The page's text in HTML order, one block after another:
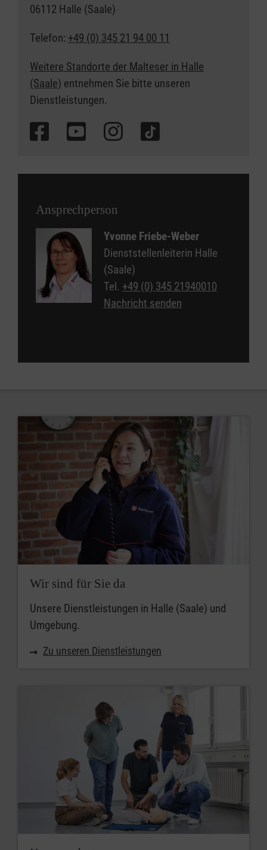
06112 Halle (Saale)
Telefon: +49 (0) 345 21 94 00 11
Weitere Standorte der Malteser in Halle
(Saale) entnehmen Sie bitte unseren
Dienstleistungen.
Ansprechperson
Yvonne Friebe-Weber
Dienststellenleiterin Halle
(Saale)
Tel. +49 (0) 345 21940010
Nachricht senden
Wir sind für Sie da
Unsere Dienstleistungen in Halle (Saale) und
Umgebung.
Zu unseren Dienstleistungen